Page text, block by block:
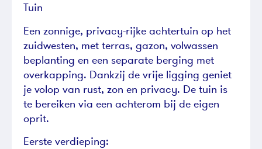
Tuin
Een zonnige, privacy-rijke achtertuin op het
zuidwesten, met terras, gazon, volwassen
beplanting en een separate berging met
overkapping. Dankzij de vrije ligging geniet
je volop van rust, zon en privacy. De tuin is
te bereiken via een achterom bij de eigen
oprit.
Eerste verdieping: